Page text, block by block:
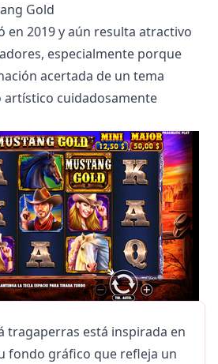
Gold
en 2019 y aún resulta atractivo
especialmente porque
acertada de un tema
artístico cuidadosamente
tragaperras está inspirada en
fondo gráfico que refleja un